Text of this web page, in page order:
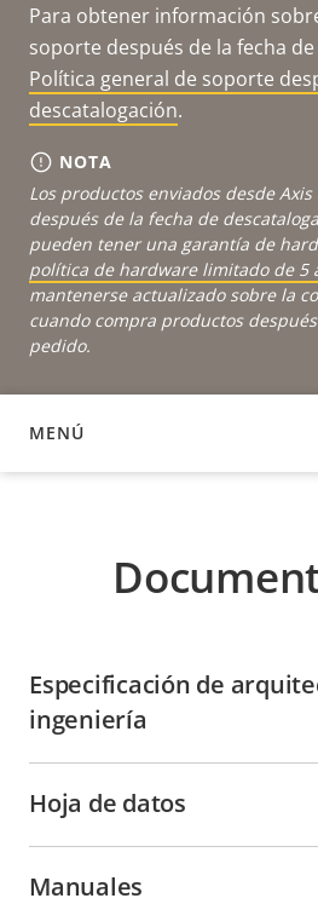
Para obtener información
soporte después de la fecha
Política general de soporte
descatalogación.
NOTA
Los productos enviados desde
después de la fecha de
pueden tener una garantía de
política de hardware limitado de 5
mantenerse actualizado sobre la
cuando compra productos
pedido.
MENÚ
DOCUMENTACIÓN
Especificación de
ingeniería
Hoja de datos
Manuales